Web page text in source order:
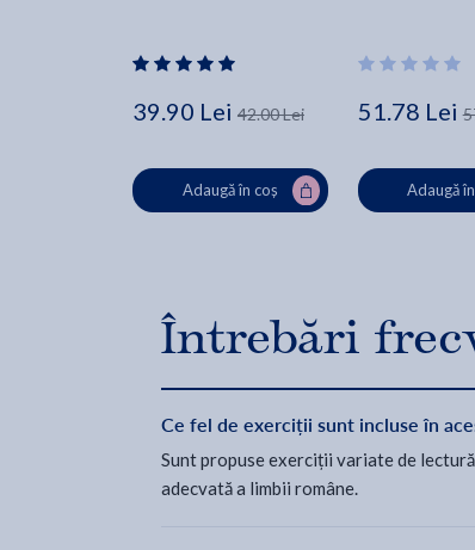
39.90 Lei 42.00 Lei
Adaugă în coș
51.78 Lei
Adaugă
Întrebări
Ce fel de exerciții sunt incluse în
Sunt propuse exerciții variate de
adecvată a limbii române.